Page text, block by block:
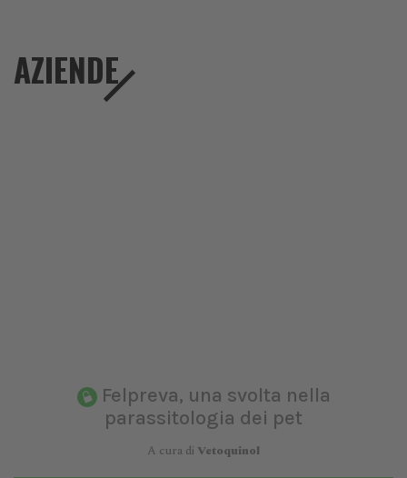
AZIENDE
Felpreva, una svolta nella
parassitologia dei pet
A cura di Vetoquinol